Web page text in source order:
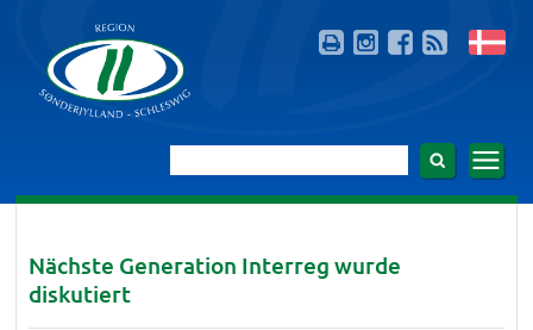
Nächste Generation Interreg wurde
diskutiert